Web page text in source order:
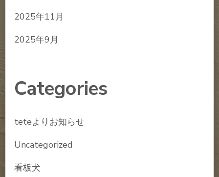
2025年11月
2025年9月
Categories
teteよりお知らせ
Uncategorized
看板犬